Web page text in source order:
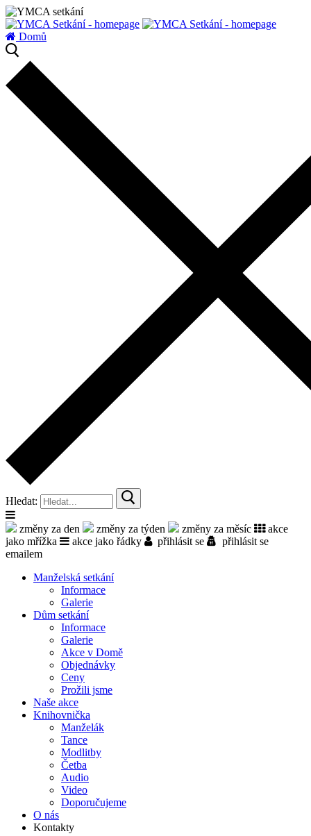
Domů
Hledat:
změny za den změny za týden změny za měsíc
akce
jako mřížka
akce jako řádky přihlásit se
přihlásit se
emailem
Manželská setkání
Informace
Galerie
Dům setkání
Informace
Galerie
Akce v Domě
Objed­návky
Ceny
Prožili jsme
Naše akce
Knihov­nička
Manželák
Tance
Modlitby
Četba
Audio
Video
Doporu­čujeme
O nás
Kontakty
zatížení serveru